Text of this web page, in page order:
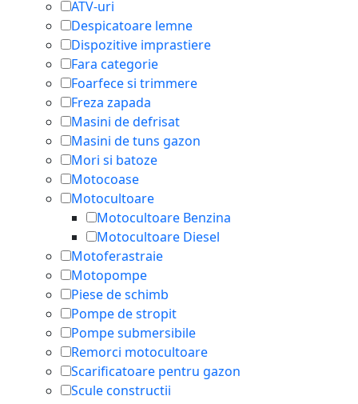
ATV-uri
Despicatoare lemne
Dispozitive imprastiere
Fara categorie
Foarfece si trimmere
Freza zapada
Masini de defrisat
Masini de tuns gazon
Mori si batoze
Motocoase
Motocultoare
Motocultoare Benzina
Motocultoare Diesel
Motoferastraie
Motopompe
Piese de schimb
Pompe de stropit
Pompe submersibile
Remorci motocultoare
Scarificatoare pentru gazon
Scule constructii